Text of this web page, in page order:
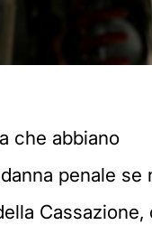
che abbiano
penale se
Cassazione,